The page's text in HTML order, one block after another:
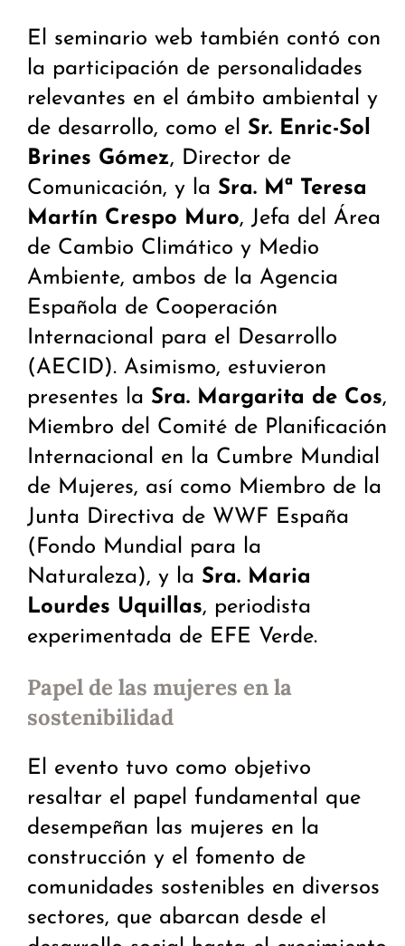
El seminario web también contó con
la participación de personalidades
relevantes en el ámbito ambiental y
de desarrollo, como el Sr. Enric-Sol
Brines Gómez, Director de
Comunicación, y la Sra. Mª Teresa
Martín Crespo Muro, Jefa del Área
de Cambio Climático y Medio
Ambiente, ambos de la Agencia
Española de Cooperación
Internacional para el Desarrollo
(AECID). Asimismo, estuvieron
presentes la Sra. Margarita de Cos,
Miembro del Comité de Planificación
Internacional en la Cumbre Mundial
de Mujeres, así como Miembro de la
Junta Directiva de WWF España
(Fondo Mundial para la
Naturaleza), y la Sra. Maria
Lourdes Uquillas, periodista
experimentada de EFE Verde.
Papel de las mujeres en la
sostenibilidad
El evento tuvo como objetivo
resaltar el papel fundamental que
desempeñan las mujeres en la
construcción y el fomento de
comunidades sostenibles en diversos
sectores, que abarcan desde el